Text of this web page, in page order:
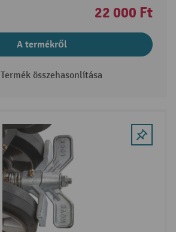
22 000 Ft
A termékről
Termék összehasonlítása